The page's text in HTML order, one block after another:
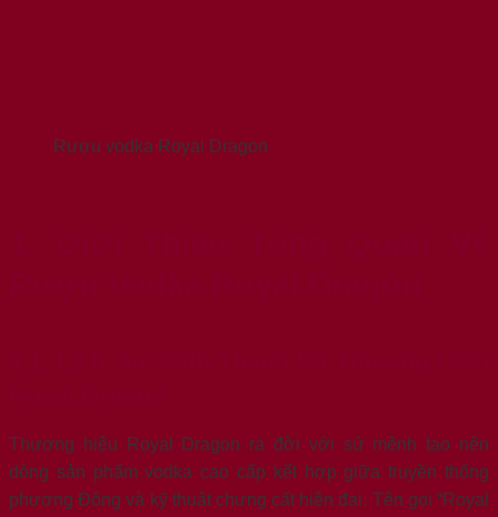
Rượu vodka Royal Dragon
Thương hiệu Royal Dragon ra đời với sứ mệnh tạo nên
dòng sản phẩm vodka cao cấp kết hợp giữa truyền thống
phương Đông và kỹ thuật chưng cất hiện đại. Tên gọi “Royal